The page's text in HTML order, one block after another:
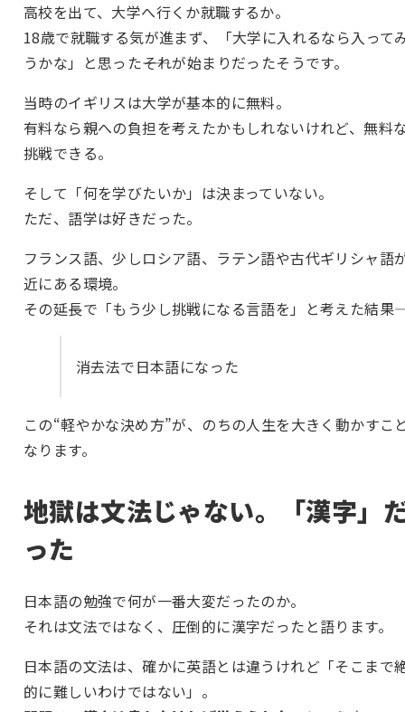
高校を出て、大学へ行くか就職するか。
18歳で就職する気が進まず、「大学に入れるなら入って
うかな」と思った――それが始まりだったそうです。
当時のイギリスは大学が基本的に無料。
有料なら親への負担を考えたかもしれないけれど、無料
挑戦できる。
そして「何を学びたいか」は決まっていない。
ただ、語学は好きだった。
フランス語、少しロシア語、ラテン語や古代ギリシャ語
近にある環境。
その延長で「もう少し挑戦になる言語を」と考えた結果――
消去法で日本語になった
この“軽やかな決め方”が、のちの人生を大きく動かすこ
なります。
地獄は文法じゃない。「漢字」
った
日本語の勉強で何が一番大変だったのか。
それは文法ではなく、圧倒的に漢字だったと語ります。
日本語の文法は、確かに英語とは違うけれど「そこまで
的に難しいわけではない」。